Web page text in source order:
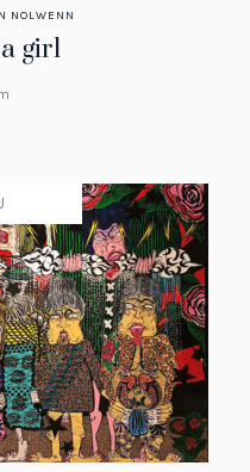
NOLWENN
girl